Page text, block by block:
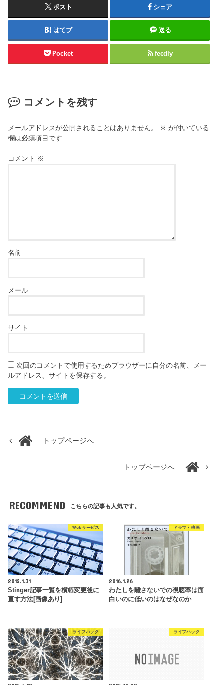
ポスト シェア
はてブ 送る
Pocket feedly
コメントを残す
メールアドレスが公開されることはありません。 ※ が付いている
欄は必須項目です
コメント ※
名前
メール
サイト
次回のコメントで使用するためブラウザーに自分の名前、メー
ルアドレス、サイトを保存する。
トップページへ
トップページへ
RECOMMEND こちらの記事も人気です。
Webサービス
2015.1.31
Stinger記事一覧を横幅変更後に
直す方法[画像あり]
ドラマ・映画
2016.1.26
わたしを離さないでの視聴率は面
白いのに低いのはなぜなのか
ライフハック ライフハック